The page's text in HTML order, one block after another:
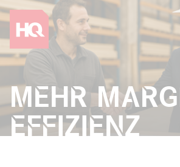
Zum Hauptinhalt springen
Vor die Hauptnavigation springen
Mehr
Effizienz